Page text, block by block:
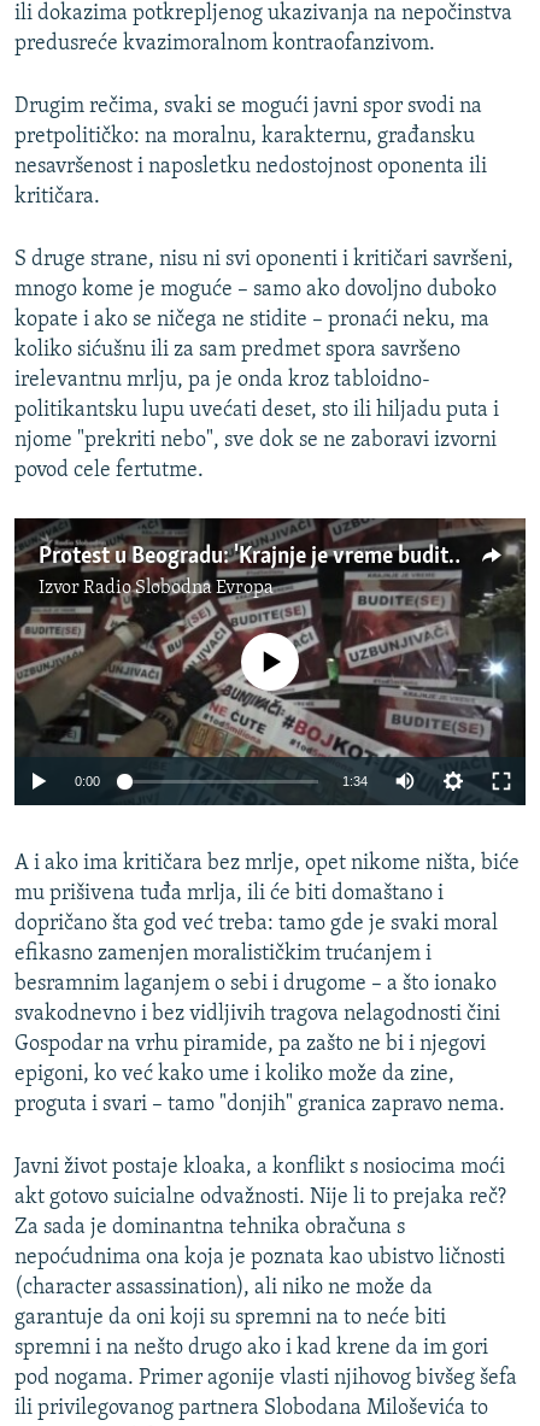
ili dokazima potkrepljenog ukazivanja na nepočinstva
predusreće kvazimoralnom kontraofanzivom.
Drugim rečima, svaki se mogući javni spor svodi na
pretpolitičko: na moralnu, karakternu, građansku
nesavršenost i naposletku nedostojnost oponenta ili
kritičara.
S druge strane, nisu ni svi oponenti i kritičari savršeni,
mnogo kome je moguće – samo ako dovoljno duboko
kopate i ako se ničega ne stidite – pronaći neku, ma
koliko sićušnu ili za sam predmet spora savršeno
irelevantnu mrlju, pa je onda kroz tabloidno-
politikantsku lupu uvećati deset, sto ili hiljadu puta i
njome "prekriti nebo", sve dok se ne zaboravi izvorni
povod cele fertutme.
Protest u Beogradu: 'Krajnje je vreme budite (se) uzbunjivači'
IzvorRadio Slobodna Evropa
No media source currently available
0:00 1:34
A i ako ima kritičara bez mrlje, opet nikome ništa, biće
mu prišivena tuđa mrlja, ili će biti domaštano i
dopričano šta god već treba: tamo gde je svaki moral
efikasno zamenjen moralističkim trućanjem i
besramnim laganjem o sebi i drugome – a što ionako
svakodnevno i bez vidljivih tragova nelagodnosti čini
Gospodar na vrhu piramide, pa zašto ne bi i njegovi
epigoni, ko već kako ume i koliko može da zine,
proguta i svari – tamo "donjih" granica zapravo nema.
Javni život postaje kloaka, a konflikt s nosiocima moći
akt gotovo suicialne odvažnosti. Nije li to prejaka reč?
Za sada je dominantna tehnika obračuna s
nepoćudnima ona koja je poznata kao ubistvo ličnosti
(character assassination), ali niko ne može da
garantuje da oni koji su spremni na to neće biti
spremni i na nešto drugo ako i kad krene da im gori
pod nogama. Primer agonije vlasti njihovog bivšeg šefa
ili privilegovanog partnera Slobodana Miloševića to